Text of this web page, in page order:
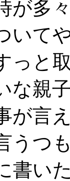
が多
いて
っと
な親
が言
うつ
書い